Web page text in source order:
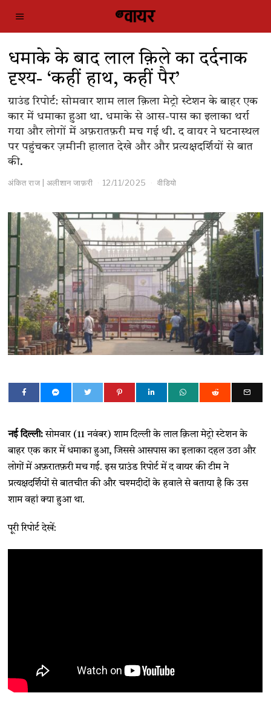
धमाके के बाद लाल क़िले का दर्दनाक
दृश्य- ‘कहीं हाथ, कहीं पैर’
ग्राउंड रिपोर्ट: सोमवार शाम लाल क़िला मेट्रो स्टेशन के बाहर एक
कार में धमाका हुआ था. धमाके से आस-पास का इलाका थर्रा
गया और लोगों में अफ़रातफ़री मच गई थी. द वायर ने घटनास्थल
पर पहुंचकर ज़मीनी हालात देखे और और प्रत्यक्षदर्शियों से बात
की.
अंकित राज | अलीशान जाफ़री 12/11/2025 वीडियो
नई दिल्ली:सोमवार (11 नवंबर) शाम दिल्ली के लाल क़िला मेट्रो स्टेशन के
बाहर एक कार में धमाका हुआ, जिससे आसपास का इलाका दहल उठा और
लोगों में अफ़रातफ़री मच गई. इस ग्राउंड रिपोर्ट में द वायर की टीम ने
प्रत्यक्षदर्शियों से बातचीत की और चश्मदीदों के हवाले से बताया है कि उस
शाम वहां क्या हुआ था.
पूरी रिपोर्ट देखें: